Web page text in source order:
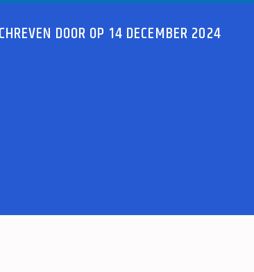
DOOR OP 14 DECEMBER 2024